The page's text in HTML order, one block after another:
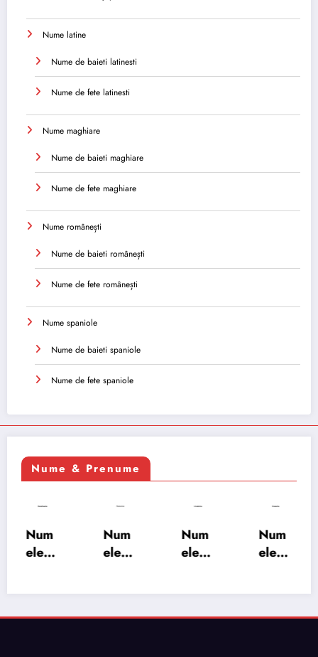
Nume latine
Nume de baieti latinesti
Nume de fete latinesti
Nume maghiare
Nume de baieti maghiare
Nume de fete maghiare
Nume românești
Nume de baieti românești
Nume de fete românești
Nume spaniole
Nume de baieti spaniole
Nume de fete spaniole
Nume & Prenume
Num
ele
semn
Num
ele
semn
Num
ele
semn
Num
ele
ificați